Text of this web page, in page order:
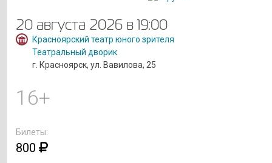
20 августа 2026 в 19:00
Красноярский театр юного зрителя
Театральный дворик
г. Красноярск, ул. Вавилова, 25
16+
Билеты:
800